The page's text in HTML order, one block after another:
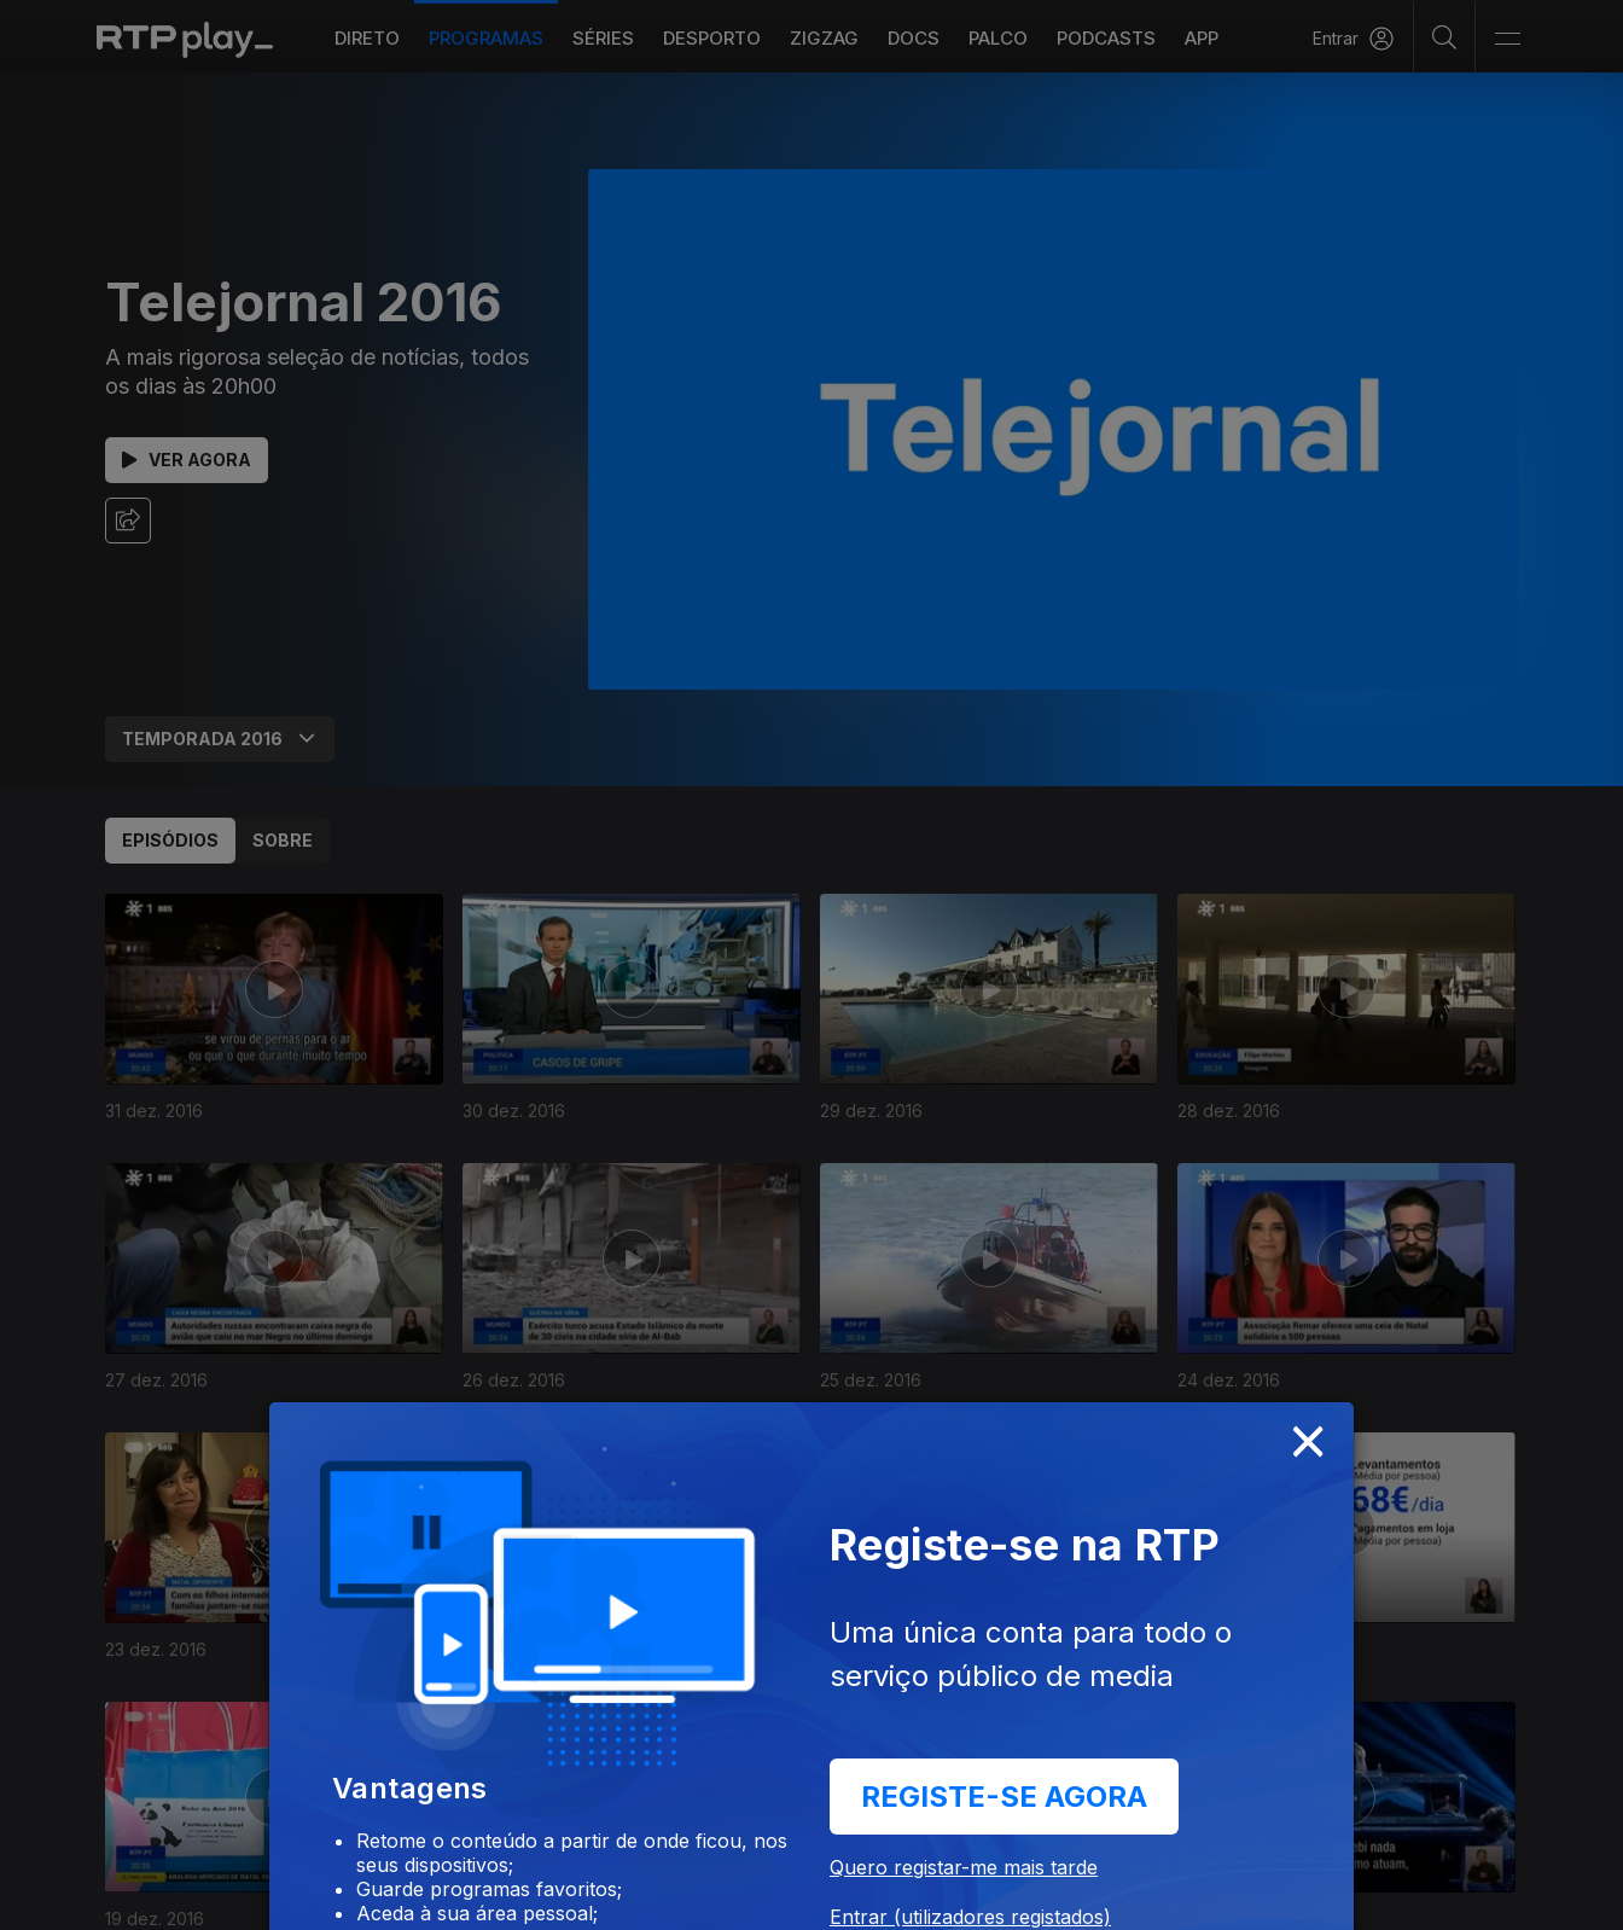
DIRETO PROGRAMAS SÉRIES DESPORTO ZIGZAG DOCS PALCO PODCASTS APP Entrar
Telejornal 2016
A mais rigorosa seleção de notícias, todos
os dias às 20h00
VER AGORA
EPISÓDIOS SOBRE
31 dez. 2016 30 dez. 2016 29 dez. 2016 28 dez. 2016
27 dez. 2016 26 dez. 2016 25 dez. 2016 24 dez. 2016
23 dez. 2016 22 dez. 2016 21 dez. 2016 20 dez. 2016
265040
19 dez. 2016 18 dez. 2016 17 dez. 2016
×
Vantagens
Retome o conteúdo a partir de onde ficou, nos
seus dispositivos;
Guarde programas favoritos;
Aceda à sua área pessoal;
Registe-se na RTP
Uma única conta para todo o
serviço público de media
REGISTE-SE AGORA
Quero registar-me mais tarde
Entrar (utilizadores registados)